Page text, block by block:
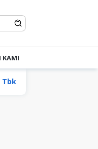
KAMI
PT Mentari Mas